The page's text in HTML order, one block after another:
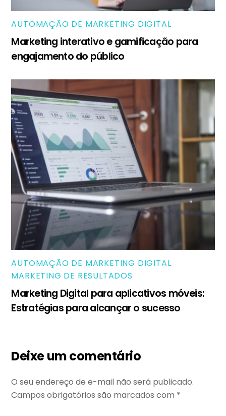
AUTOMAÇÃO DE MARKETING DIGITAL
Marketing interativo e gamificação para
engajamento do público
AUTOMAÇÃO DE MARKETING DIGITAL
MARKETING DE RESULTADOS
Marketing Digital para aplicativos móveis:
Estratégias para alcançar o sucesso
Deixe um comentário
O seu endereço de e-mail não será publicado.
Campos obrigatórios são marcados com *